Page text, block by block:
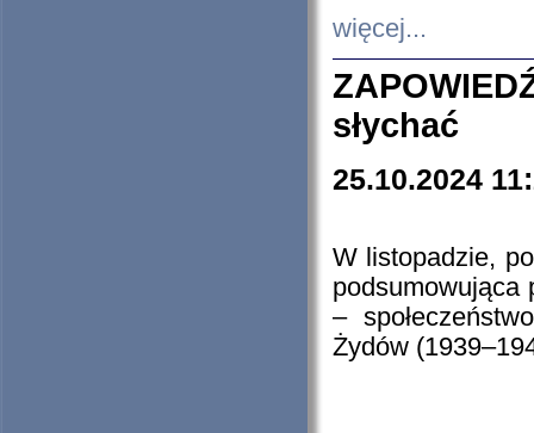
więcej...
słychać
25.10.2024
W listopadzie,
podsumowująca
–
Żydów